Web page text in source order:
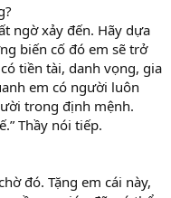
ngờ xảy đến. Hãy dựa
biến cố đó em sẽ trở
tiền tài, danh vọng, gia
em có người luôn
trong định mệnh.
Thầy nói tiếp.
đó. Tặng em cái này,